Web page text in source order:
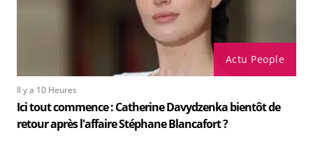
Actu People
Il y a 10 Heures
Ici tout commence : Catherine Davydzenka bientôt de
retour après l'affaire Stéphane Blancafort ?